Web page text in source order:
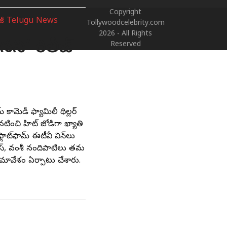
రిలీజ్ –
కామెడీ ఫ్యామిలీ థిల్లర్‌
నటించి హిట్‌ జోడిగా ఖ్యాతి
ఈటీవీ విన్‌లు
వంశీ నందిపాటిలు తమ
ఏర్పాటు చేశారు.
Copyright
Tollywoodcelebrity.com
2026 - All Rights
Reserved